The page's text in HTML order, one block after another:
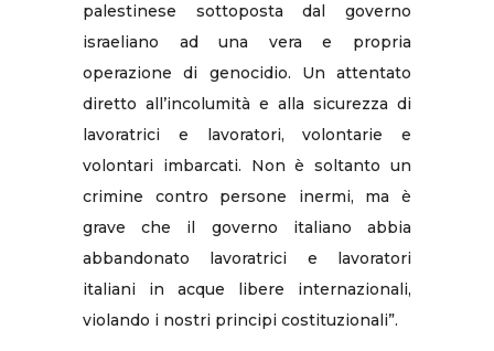
palestinese sottoposta dal governo
israeliano ad una vera e propria
operazione di genocidio. Un attentato
diretto all’incolumità e alla sicurezza di
lavoratrici e lavoratori, volontarie e
volontari imbarcati. Non è soltanto un
crimine contro persone inermi, ma è
grave che il governo italiano abbia
abbandonato lavoratrici e lavoratori
italiani in acque libere internazionali,
violando i nostri principi costituzionali”.